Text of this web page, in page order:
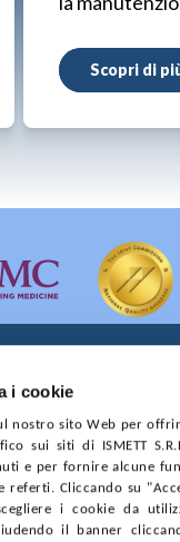
i cookie
nostro sito Web per
sui siti di ISMETT
e per fornire alcune
referti. Cliccando su
i cookie da
il banner
Scopri di
di Palermo
CONTRATTI